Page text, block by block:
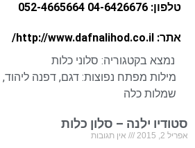
טלפון: 04-6426676 052-4665664
אתר: http://www.dafnalihod.co.il/
נמצא בקטגוריה: סלוני כלות
מילות מפתח נפוצות:דגם,דפנה ליהוד,
שמלות כלה
סטודיו ילנה – סלון כלות
אפריל 2, 2015 אין תגובות